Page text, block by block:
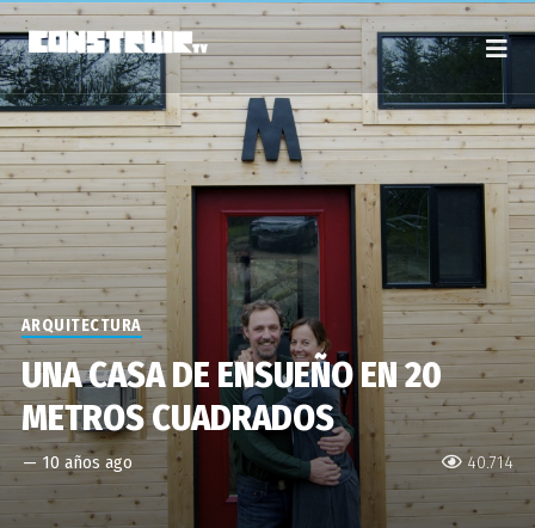
40.714
ARQUITECTURA
UNA CASA DE ENSUEÑO EN 20
METROS CUADRADOS
— 10 años ago